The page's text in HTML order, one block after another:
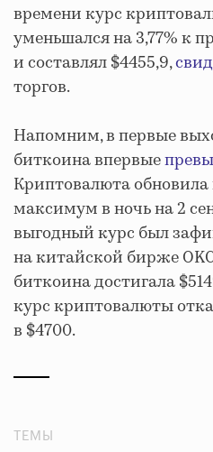
времени курс
уменьшался на 3,77% к
и составлял $4455,9,
торгов.
Напомним, в первые
биткоина впервые
Криптовалюта
максимум в ночь на 2
выгодный курс был
на китайской бирже
биткоина достигала
курс криптовалюты
в $4700.
ТЕМЫ